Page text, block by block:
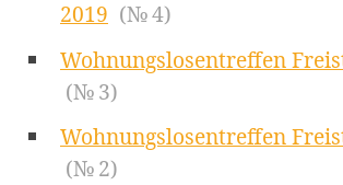
2019 (№ 4)
Wohnungslosentreffen
(№ 3)
Wohnungslosentreffen
(№ 2)